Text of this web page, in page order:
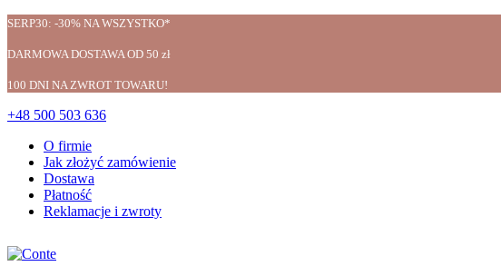
SERP30: -30% NA WSZYSTKO*
DARMOWA DOSTAWA OD 50 zł
100 DNI NA ZWROT TOWARU!
+48 500 503 636
O firmie
Jak złożyć zamówienie
Dostawa
Płatność
Reklamacje i zwroty